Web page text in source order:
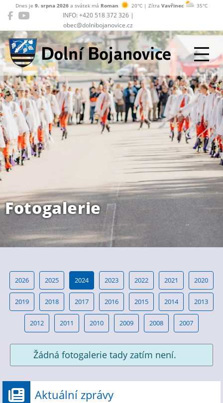
INFO: +420 518 372 326 |
obec@dolnibojanovice.cz
Dnes je 9. srpna 2026 a svátek má Roman 20°C | Zítra Vavřinec 35°C
Dolní Bojanovice
Fotogalerie
2026 2025 2024 2023 2022 2021 2020
2019 2018 2017 2016 2015 2014 2013
2012 2011 2010 2009 2008 2007
Žádná fotogalerie tady zatím není.
Aktuální zprávy